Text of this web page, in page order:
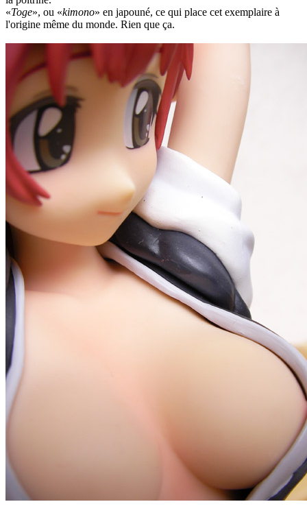
Toge , ou kimono
en japouné, ce qui place cet exemplaire à
l'origine même du monde. Rien que ça.